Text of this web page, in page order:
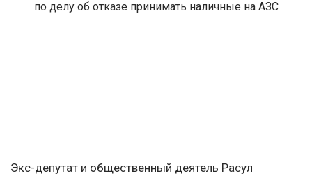
Экс-депутат и общественный деятель Расул